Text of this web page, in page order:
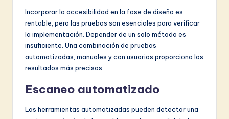
Incorporar la accesibilidad en la fase de diseño es
rentable, pero las pruebas son esenciales para verificar
la implementación. Depender de un solo método es
insuficiente. Una combinación de pruebas
automatizadas, manuales y con usuarios proporciona los
resultados más precisos.
Escaneo automatizado
Las herramientas automatizadas pueden detectar una